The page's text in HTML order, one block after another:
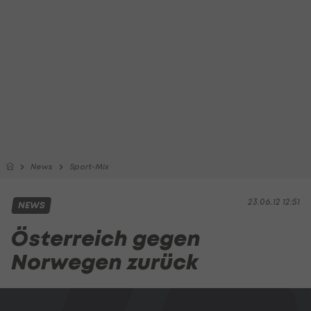
News Sport-Mix
23.06.12 12:51
NEWS
Österreich gegen
Norwegen zurück